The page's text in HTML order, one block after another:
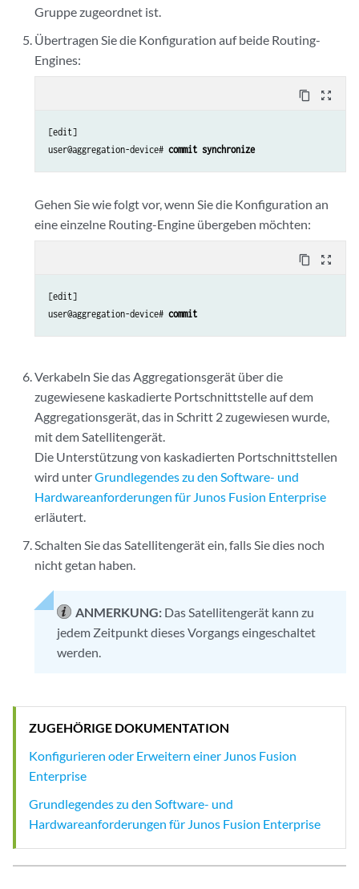
Gruppe zugeordnet ist.
Übertragen Sie die Konfiguration auf beide Routing-
Engines:
content_copy zoom_out_map
[edit]
user@aggregation-device# commit synchronize
Gehen Sie wie folgt vor, wenn Sie die Konfiguration an
eine einzelne Routing-Engine übergeben möchten:
content_copy zoom_out_map
[edit]
user@aggregation-device# commit
Verkabeln Sie das Aggregationsgerät über die
zugewiesene kaskadierte Portschnittstelle auf dem
Aggregationsgerät, das in Schritt 2 zugewiesen wurde,
mit dem Satellitengerät.
Die Unterstützung von kaskadierten Portschnittstellen
wird unterGrundlegendes zu den Software- und
Hardwareanforderungen für Junos Fusion Enterprise
erläutert.
Schalten Sie das Satellitengerät ein, falls Sie dies noch
nicht getan haben.
ANMERKUNG: Das Satellitengerät kann zu
jedem Zeitpunkt dieses Vorgangs eingeschaltet
werden.
ZUGEHÖRIGE DOKUMENTATION
Konfigurieren oder Erweitern einer Junos Fusion
Enterprise
Grundlegendes zu den Software- und
Hardwareanforderungen für Junos Fusion Enterprise